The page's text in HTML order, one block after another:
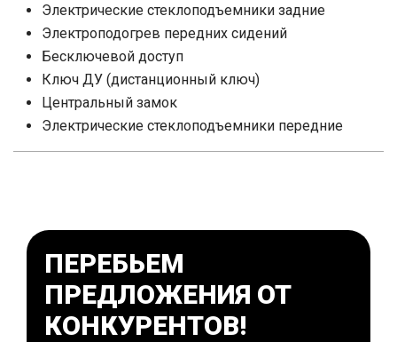
Электрические стеклоподъемники задние
Электроподогрев передних сидений
Бесключевой доступ
Ключ ДУ (дистанционный ключ)
Центральный замок
Электрические стеклоподъемники передние
ПЕРЕБЬЕМ
ПРЕДЛОЖЕНИЯ ОТ
КОНКУРЕНТОВ!